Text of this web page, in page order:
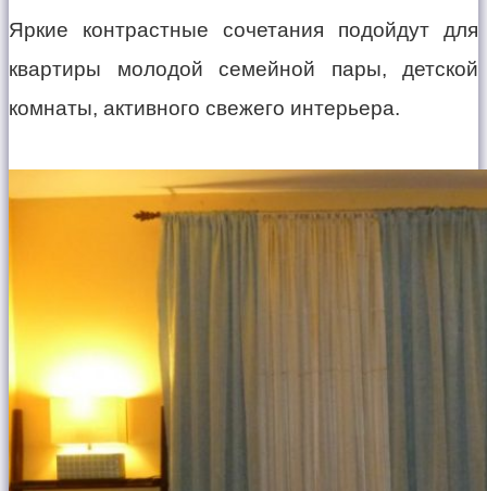
Яркие контрастные сочетания подойдут для
квартиры молодой семейной пары, детской
комнаты, активного свежего интерьера.